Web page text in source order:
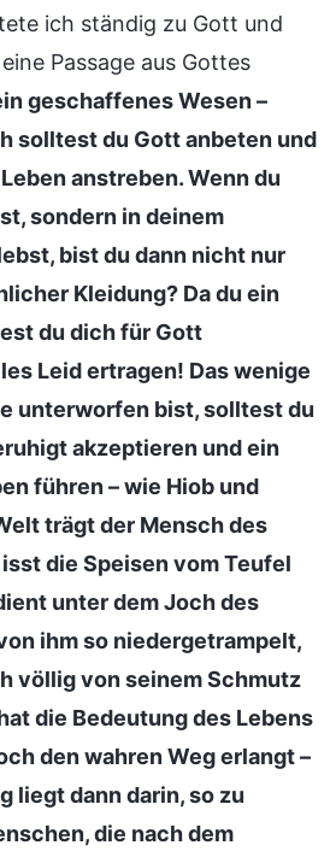
ich ständig zu Gott und
Passage aus Gottes
geschaffenes Wesen –
solltest du Gott anbeten und
anstreben. Wenn du
sondern in deinem
bist du dann nicht nur
Kleidung? Da du ein
du dich für Gott
Leid ertragen! Das wenige
unterworfen bist, solltest du
akzeptieren und ein
führen – wie Hiob und
trägt der Mensch des
die Speisen vom Teufel
unter dem Joch des
ihm so niedergetrampelt,
völlig von seinem Schmutz
die Bedeutung des Lebens
den wahren Weg erlangt –
liegt dann darin, so zu
die nach dem